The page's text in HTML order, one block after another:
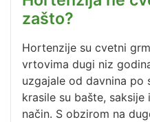
zašto?
Hortenzije su cvetni
vrtovima dugi niz
uzgajale od davnina po
krasile su bašte,
način. S obzirom na